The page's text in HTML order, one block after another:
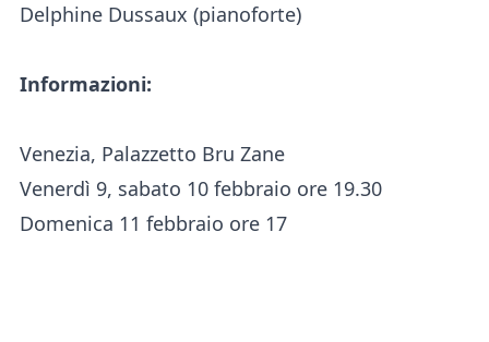
Delphine Dussaux (pianoforte)
Informazioni:
Venezia, Palazzetto Bru Zane
Venerdì 9, sabato 10 febbraio ore 19.30
Domenica 11 febbraio ore 17